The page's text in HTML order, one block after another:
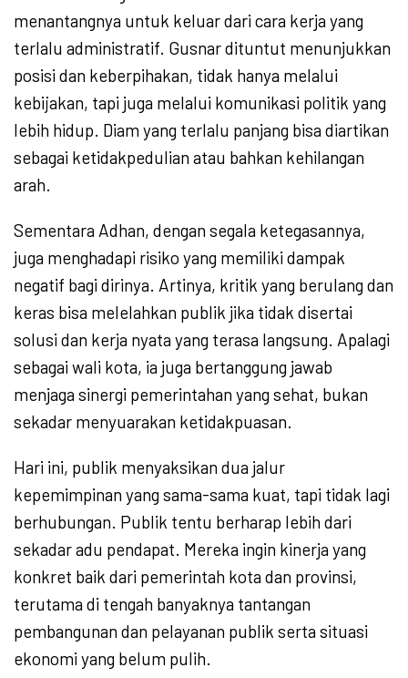
menantangnya untuk keluar dari cara kerja yang
terlalu administratif. Gusnar dituntut menunjukkan
posisi dan keberpihakan, tidak hanya melalui
kebijakan, tapi juga melalui komunikasi politik yang
lebih hidup. Diam yang terlalu panjang bisa diartikan
sebagai ketidakpedulian atau bahkan kehilangan
arah.
Sementara Adhan, dengan segala ketegasannya,
juga menghadapi risiko yang memiliki dampak
negatif bagi dirinya. Artinya, kritik yang berulang dan
keras bisa melelahkan publik jika tidak disertai
solusi dan kerja nyata yang terasa langsung. Apalagi
sebagai wali kota, ia juga bertanggung jawab
menjaga sinergi pemerintahan yang sehat, bukan
sekadar menyuarakan ketidakpuasan.
Hari ini, publik menyaksikan dua jalur
kepemimpinan yang sama-sama kuat, tapi tidak lagi
berhubungan. Publik tentu berharap lebih dari
sekadar adu pendapat. Mereka ingin kinerja yang
konkret baik dari pemerintah kota dan provinsi,
terutama di tengah banyaknya tantangan
pembangunan dan pelayanan publik serta situasi
ekonomi yang belum pulih.